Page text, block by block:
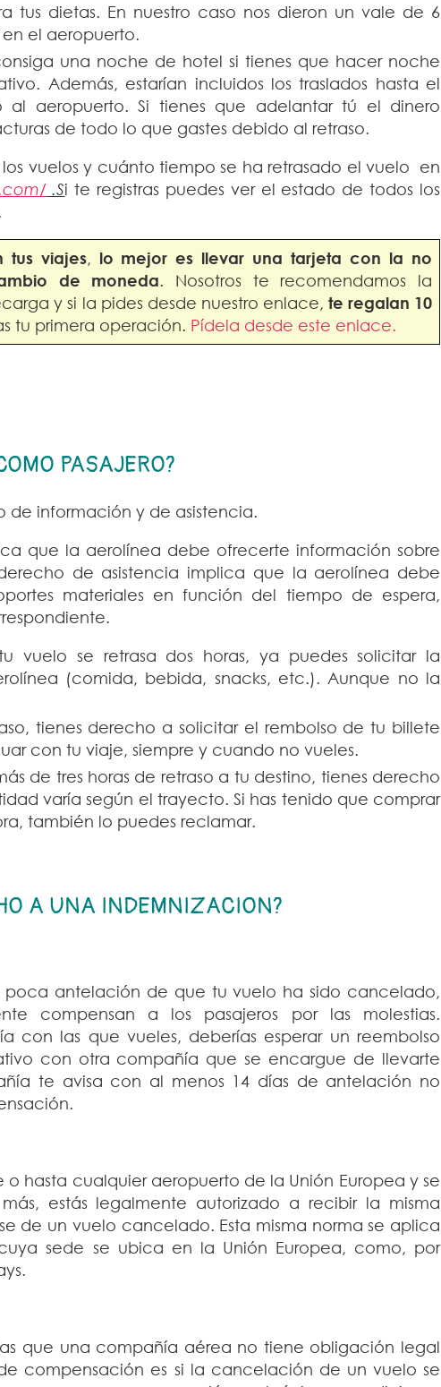
tus dietas. En nuestro caso nos dieron un vale de 6
el aeropuerto.
una noche de hotel si tienes que hacer noche
Además, estarían incluidos los traslados hasta el
al aeropuerto. Si tienes que adelantar tú el dinero
de todo lo que gastes debido al retraso.
vuelos y cuánto tiempo se ha retrasado el vuelo en
.Si te registras puedes ver el estado de todos los
tus viajes, lo mejor es llevar una tarjeta con la no
de moneda. Nosotros te recomendamos la
y si la pides desde nuestro enlace, te regalan 10
tu primera operación. Pídela desde este enlace.
PASAJERO?
de información y de asistencia.
que la aerolínea debe ofrecerte información sobre
de asistencia implica que la aerolínea debe
materiales en función del tiempo de espera,
vuelo se retrasa dos horas, ya puedes solicitar la
(comida, bebida, snacks, etc.). Aunque no la
tienes derecho a solicitar el rembolso de tu billete
con tu viaje, siempre y cuando no vueles.
de tres horas de retraso a tu destino, tienes derecho
varía según el trayecto. Si has tenido que comprar
también lo puedes reclamar.
A UNA INDEMNIZACION?
poca antelación de que tu vuelo ha sido cancelado,
compensan a los pasajeros por las molestias.
con las que vueles, deberías esperar un reembolso
con otra compañía que se encargue de llevarte
te avisa con al menos 14 días de antelación no
o hasta cualquier aeropuerto de la Unión Europea y se
estás legalmente autorizado a recibir la misma
de un vuelo cancelado. Esta misma norma se aplica
sede se ubica en la Unión Europea, como, por
que una compañía aérea no tiene obligación legal
compensación es si la cancelación de un vuelo se